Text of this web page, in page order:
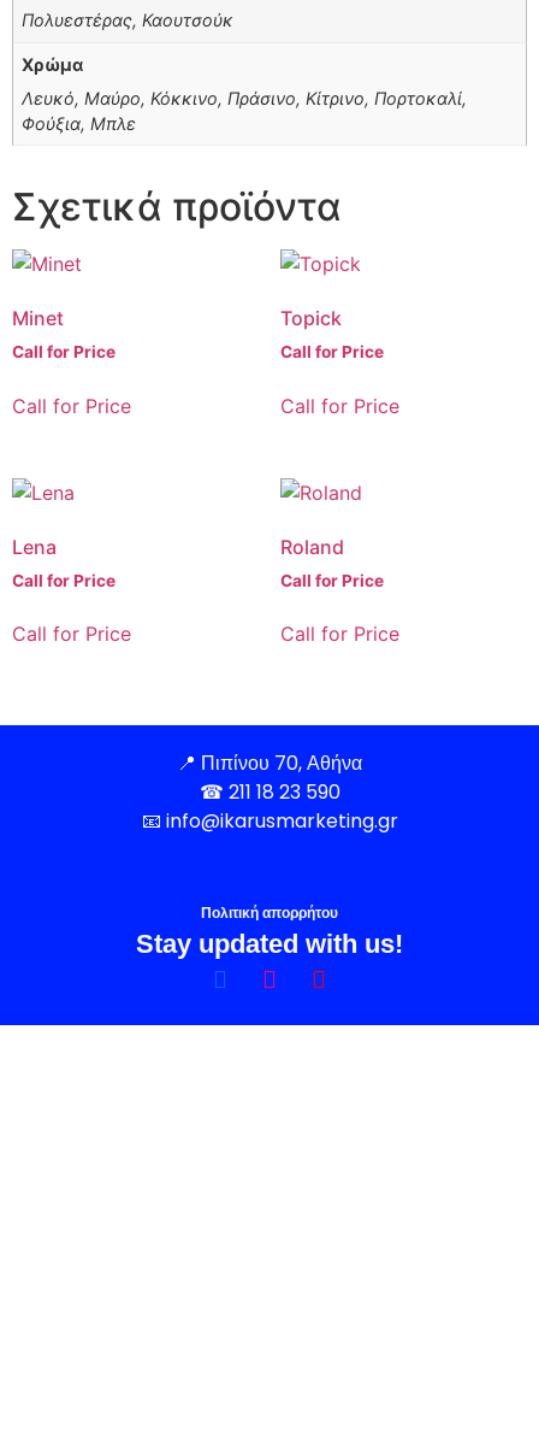
Πολυεστέρας, Καουτσούκ
Χρώμα
Λευκό, Μαύρο, Κόκκινο, Πράσινο, Κίτρινο, Πορτοκαλί,
Φούξια, Μπλε
Σχετικά προϊόντα
Minet
Call for Price
Call for Price
Topick
Call for Price
Call for Price
Lena
Call for Price
Call for Price
Roland
Call for Price
Call for Price
📍 Πιπίνου 70, Αθήνα
☎ 211 18 23 590
📧 info@ikarusmarketing.gr
Πολιτική απορρήτου
Stay updated with us!